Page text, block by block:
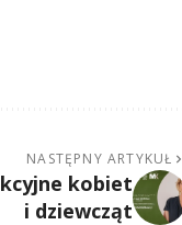
NASTĘPNY ARTYKUŁ
kobiet
i dziewcząt